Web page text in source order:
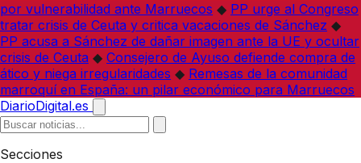
por vulnerabilidad ante Marruecos ◆ PP urge al Congreso
tratar crisis de Ceuta y critica vacaciones de Sánchez ◆
PP acusa a Sánchez de dañar imagen ante la UE y ocultar
crisis de Ceuta ◆ Consejero de Ayuso defiende compra de
ático y niega irregularidades ◆ Remesas de la comunidad
marroquí en España: un pilar económico para Marruecos
DiarioDigital.es
Secciones